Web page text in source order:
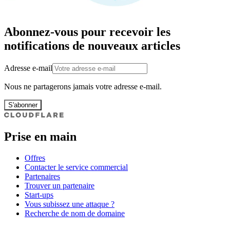
Abonnez-vous pour recevoir les
notifications de nouveaux articles
Adresse e-mail
Nous ne partagerons jamais votre adresse e-mail.
S'abonner
Prise en main
Offres
Contacter le service commercial
Partenaires
Trouver un partenaire
Start-ups
Vous subissez une attaque ?
Recherche de nom de domaine